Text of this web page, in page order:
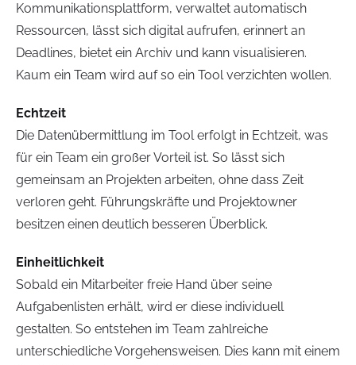
Kommunikationsplattform, verwaltet automatisch
Ressourcen, lässt sich digital aufrufen, erinnert an
Deadlines, bietet ein Archiv und kann visualisieren.
Kaum ein Team wird auf so ein Tool verzichten wollen.
Echtzeit
Die Datenübermittlung im Tool erfolgt in Echtzeit, was
für ein Team ein großer Vorteil ist. So lässt sich
gemeinsam an Projekten arbeiten, ohne dass Zeit
verloren geht. Führungskräfte und Projektowner
besitzen einen deutlich besseren Überblick.
Einheitlichkeit
Sobald ein Mitarbeiter freie Hand über seine
Aufgabenlisten erhält, wird er diese individuell
gestalten. So entstehen im Team zahlreiche
unterschiedliche Vorgehensweisen. Dies kann mit einem